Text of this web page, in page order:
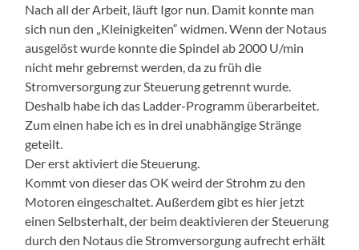
Nach all der Arbeit, läuft Igor nun. Damit konnte man
sich nun den „Kleinigkeiten“ widmen. Wenn der Notaus
ausgelöst wurde konnte die Spindel ab 2000 U/min
nicht mehr gebremst werden, da zu früh die
Stromversorgung zur Steuerung getrennt wurde.
Deshalb habe ich das Ladder-Programm überarbeitet.
Zum einen habe ich es in drei unabhängige Stränge
geteilt.
Der erst aktiviert die Steuerung.
Kommt von dieser das OK weird der Strohm zu den
Motoren eingeschaltet. Außerdem gibt es hier jetzt
einen Selbsterhalt, der beim deaktivieren der Steuerung
durch den Notaus die Stromversorgung aufrecht erhält